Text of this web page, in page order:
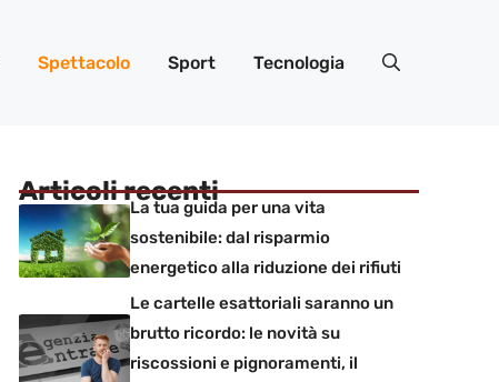
Spettacolo Sport Tecnologia
Articoli recenti
La tua guida per una vita
sostenibile: dal risparmio
energetico alla riduzione dei rifiuti
Le cartelle esattoriali saranno un
brutto ricordo: le novità su
riscossioni e pignoramenti, il